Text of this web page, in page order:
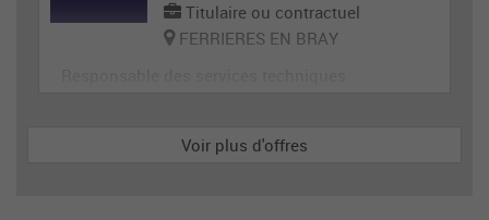
Titulaire ou contractuel
FERRIERES EN BRAY
Voir plus d'offres